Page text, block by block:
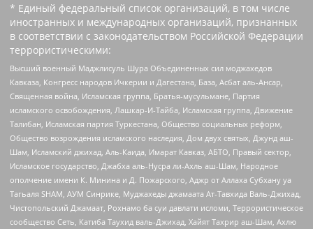
* Единый федеральный список организаций, в том числе
иностранных и международных организаций, признанных
в соответствии с законодательством Российской Федерации
террористическими:
Высший военный Маджлисуль Шура Объединенных сил моджахедов
Кавказа, Конгресс народов Ичкерии и Дагестана, База, Асбат аль-Ансар,
Священная война, Исламская группа, Братья-мусульмане, Партия
исламского освобождения, Лашкар-И-Тайба, Исламская группа, Движение
Талибан, Исламская партия Туркестана, Общество социальных реформ,
Общество возрождения исламского наследия, Дом двух святых, Джунд аш-
Шам, Исламский джихад, Аль-Каида, Имарат Кавказ, АБТО, Правый сектор,
Исламское государство, Джабха аль-Нусра ли-Ахль аш-Шам, Народное
ополчение имени К. Минина и Д. Пожарского, Аджр от Аллаха Субхану уа
Тагьаля SHAM, АУМ Синрике, Муджахеды джамаата Ат-Тавхида Валь-Джихад,
Чистопольский Джамаат, Рохнамо ба суи давлати исломи, Террористическое
сообщество Сеть, Катиба Таухид валь-Джихад, Хайят Тахрир аш-Шам, Ахлю